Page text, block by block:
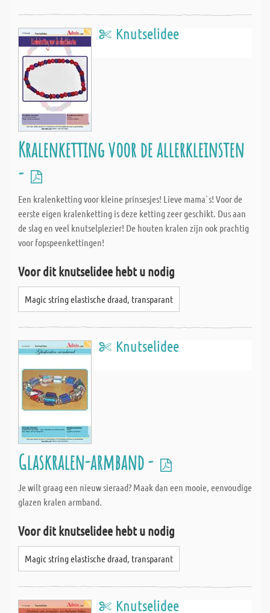
Knutselidee
Kralenketting voor de allerkleinsten
-
Een kralenketting voor kleine prinsesjes! Lieve mama`s! Voor de
eerste eigen kralenketting is deze ketting zeer geschikt. Dus aan
de slag en veel knutselplezier! De houten kralen zijn ook prachtig
voor fopspeenkettingen!
Voor dit knutselidee hebt u nodig
Magic string elastische draad, transparant
Knutselidee
Glaskralen-armband -
Je wilt graag een nieuw sieraad? Maak dan een mooie, eenvoudige
glazen kralen armband.
Voor dit knutselidee hebt u nodig
Magic string elastische draad, transparant
Knutselidee